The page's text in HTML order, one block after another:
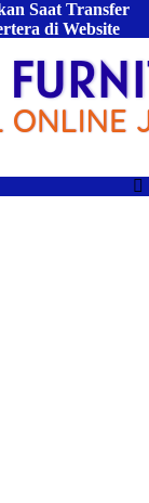
Saat Transfer
di Website